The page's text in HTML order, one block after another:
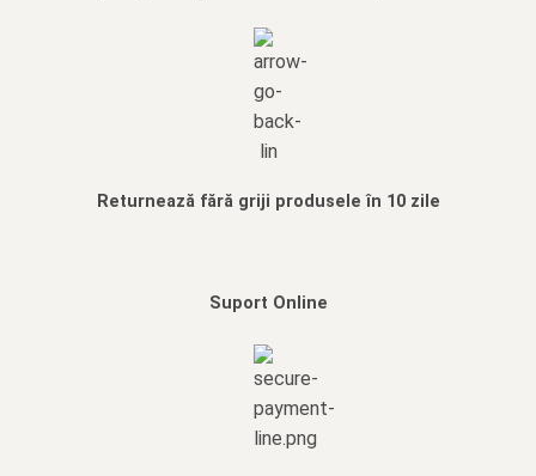
Returnează fără griji produsele în 10 zile
Suport Online